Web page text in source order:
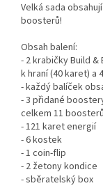
Velká sada
boosterů!
Obsah balení:
- 2 krabičky Build
k hraní (40 karet) a
- každý balíček
- 3 přidané
celkem 11
- 121 karet energií
- 6 kostek
- 1 coin-flip
- 2 žetony kondice
- sběratelský box